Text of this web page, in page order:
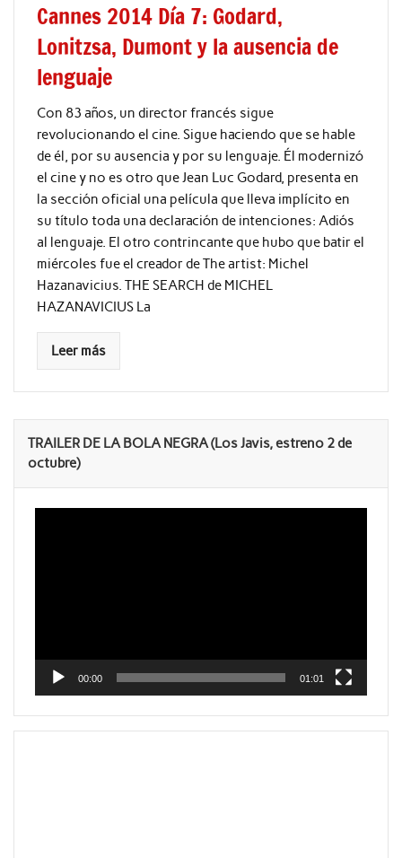
Cannes 2014 Día 7: Godard,
Lonitzsa, Dumont y la ausencia de
lenguaje
Con 83 años, un director francés sigue
revolucionando el cine. Sigue haciendo que se hable
de él, por su ausencia y por su lenguaje. Él modernizó
el cine y no es otro que Jean Luc Godard, presenta en
la sección oficial una película que lleva implícito en
su título toda una declaración de intenciones: Adiós
al lenguaje. El otro contrincante que hubo que batir el
miércoles fue el creador de The artist: Michel
Hazanavicius. THE SEARCH de MICHEL
HAZANAVICIUS La
Leer más
TRAILER DE LA BOLA NEGRA (Los Javis, estreno 2 de
octubre)
00:00 01:01